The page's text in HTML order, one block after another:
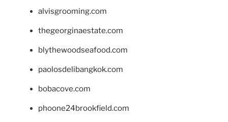
alvisgrooming.com
thegeorginaestate.com
blythewoodseafood.com
paolosdelibangkok.com
bobacove.com
phoone24brookfield.com